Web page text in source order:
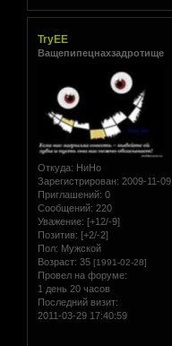
TryEE
Ващепипецнахзадротище
Откуда: НиНо
Зарегистрирован: 2009-11-09
Приглашений: 0
Сообщений: 220
Уважение: [+12/-9]
Позитив: [+2/-2]
Пол: Мужской
Возраст: 35 [1991-02-28]
Провел на форуме:
1 день 20 часов
Последний визит:
2011-03-29 17:40:59